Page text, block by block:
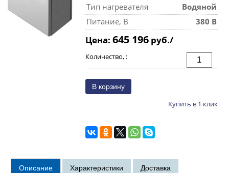
Тип нагревателя
Водяной
Питание, В
380 В
Цена: 645 196руб./
Количество, :
Купить в 1 клик